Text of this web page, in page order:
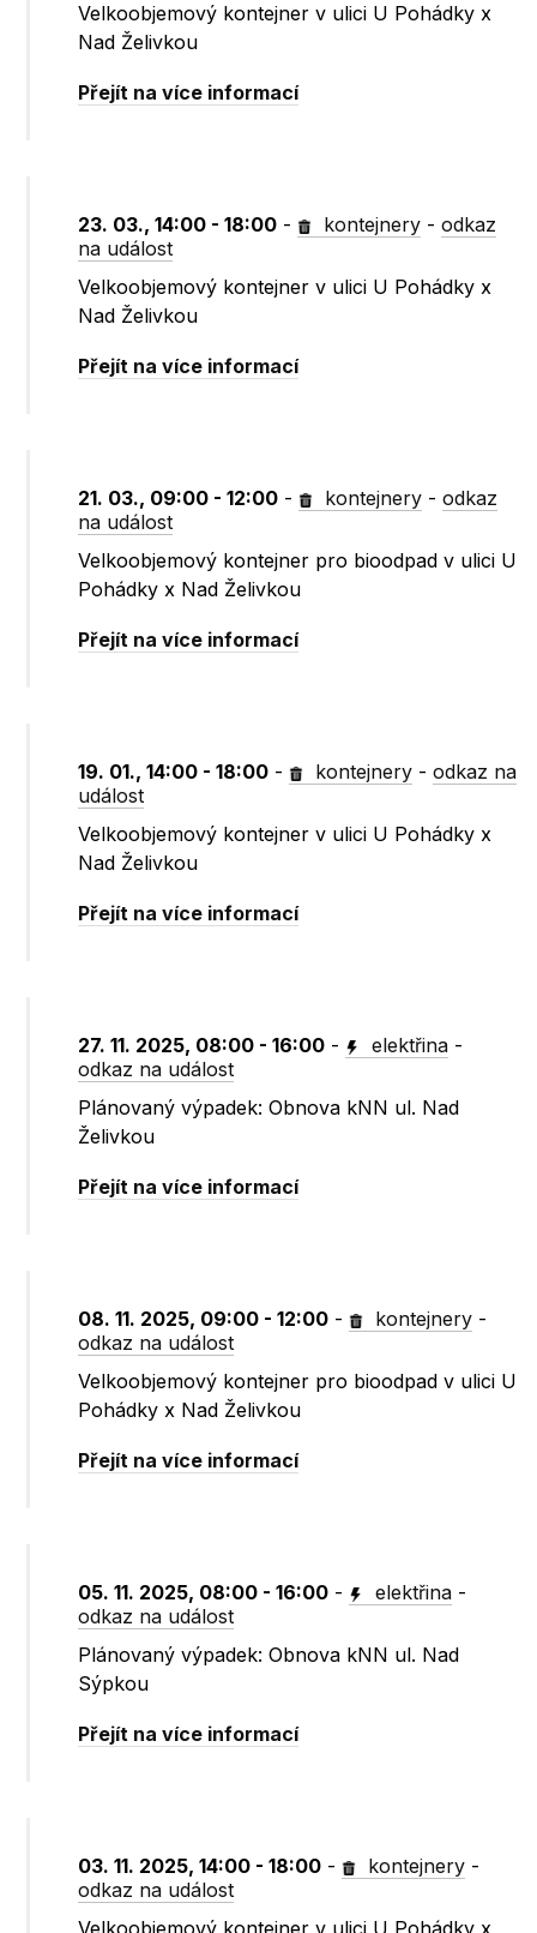
Velkoobjemový kontejner v ulici U Pohádky x
Nad Želivkou
Přejít na více informací
23. 03., 14:00 - 18:00 - kontejnery -odkaz
na událost
Velkoobjemový kontejner v ulici U Pohádky x
Nad Želivkou
Přejít na více informací
21. 03., 09:00 - 12:00 - kontejnery -odkaz
na událost
Velkoobjemový kontejner pro bioodpad v ulici U
Pohádky x Nad Želivkou
Přejít na více informací
19. 01., 14:00 - 18:00 - kontejnery -odkaz na
událost
Velkoobjemový kontejner v ulici U Pohádky x
Nad Želivkou
Přejít na více informací
27. 11. 2025, 08:00 - 16:00 - elektřina -
odkaz na událost
Plánovaný výpadek: Obnova kNN ul. Nad
Želivkou
Přejít na více informací
08. 11. 2025, 09:00 - 12:00 - kontejnery -
odkaz na událost
Velkoobjemový kontejner pro bioodpad v ulici U
Pohádky x Nad Želivkou
Přejít na více informací
05. 11. 2025, 08:00 - 16:00 - elektřina -
odkaz na událost
Plánovaný výpadek: Obnova kNN ul. Nad
Sýpkou
Přejít na více informací
03. 11. 2025, 14:00 - 18:00 - kontejnery -
odkaz na událost
Velkoobjemový kontejner v ulici U Pohádky x